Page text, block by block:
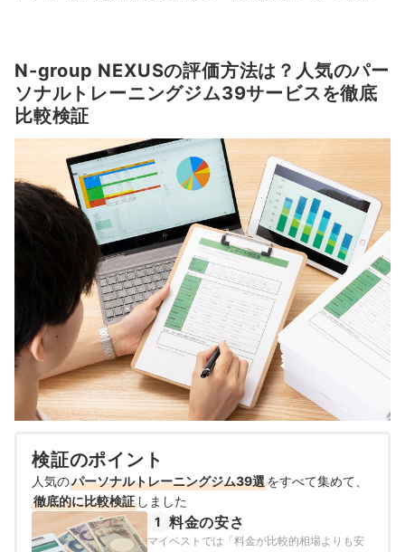
N-group NEXUSの評価方法は？人気のパー
ソナルトレーニングジム39サービスを徹底
比較検証
検証のポイント
人気のパーソナルトレーニングジム39選をすべて集めて、
徹底的に比較検証 しました
1 料金の安さ
マイベストでは「料金が比較的相場よりも安